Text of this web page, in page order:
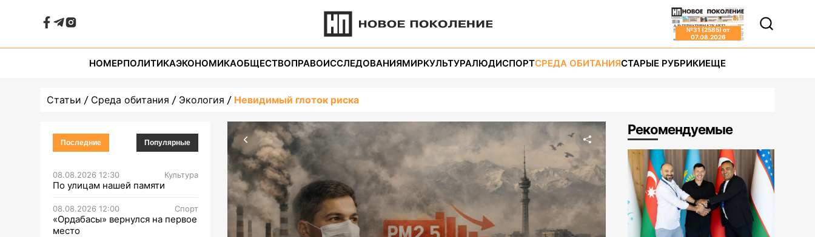
№31 (2585) от
07.08.2026
НОМЕРПОЛИТИКАЭКОНОМИКАОБЩЕСТВОПРАВОИССЛЕДОВАНИЯМИРКУЛЬТУРАЛЮДИСПОРТСРЕДА ОБИТАНИЯСТАРЫЕ РУБРИКИЕЩЕ
Статьи Среда обитания Экология Невидимый глоток риска
Последние Популярные
08.08.2026 12:30 Культура
По улицам нашей памяти
08.08.2026 12:00 Спорт
«Ордабасы» вернулся на первое
место
Рекомендуемые